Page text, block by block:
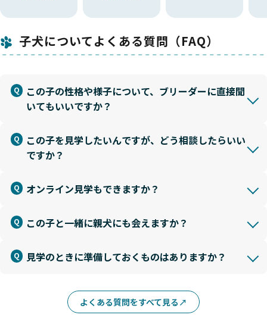
子犬についてよくある質問（FAQ）
この子の性格や様子について、ブリーダーに直接聞
いてもいいですか？
この子を見学したいんですが、どう相談したらいい
ですか？
オンライン見学もできますか？
この子と一緒に親犬にも会えますか？
見学のときに準備しておくものはありますか？
よくある質問をすべて見る